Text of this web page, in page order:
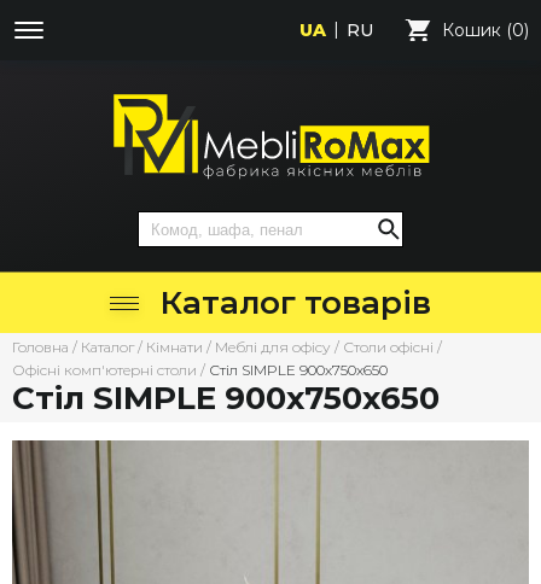
UA RU Кошик (0)
Каталог товарів
Головна / Каталог / Кімнати / Меблі для офісу / Столи офісні /
Офісні комп'ютерні столи / Стіл SIMPLE 900х750х650
Стіл SIMPLE 900х750х650